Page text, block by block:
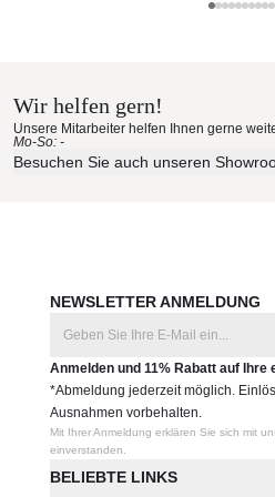
1MIFS.+
Erleben Sie unsere Stoffe und
Ihren eigenen vier Wänden.
Aktuelle Originalstoffe des
Wir helfen gern!
Unsere Mitarbeiter helfen Ihnen gerne
Mo-So: -
Besuchen Sie auch unseren
BELIEBTE LINKS
NEWSLETTER ANMELDUNG
Anmelden und 11% Rabatt auf
*Abmeldung jederzeit möglich.
Ausnahmen vorbehalten.
Mit Ihrer Anmeldung erklären Sie sich mit
einverstanden.